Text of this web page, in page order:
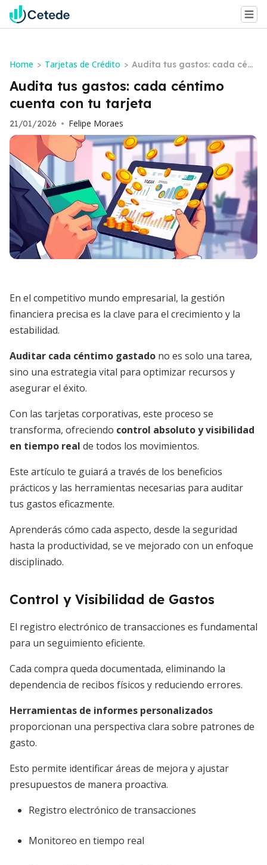
Home > Tarjetas de Crédito > Audita tus gastos: cada cént
imo cuenta con tu tarjeta
Audita tus gastos: cada céntimo
cuenta con tu tarjeta
21/01/2026 • Felipe Moraes
En el competitivo mundo empresarial, la gestión
financiera precisa es la clave para el crecimiento y la
estabilidad.
Auditar cada céntimo gastado no es solo una tarea,
sino una estrategia vital para optimizar recursos y
asegurar el éxito.
Con las tarjetas corporativas, este proceso se
transforma, ofreciendo control absoluto y visibilidad
en tiempo real de todos los movimientos.
Este artículo te guiará a través de los beneficios
prácticos y las herramientas necesarias para auditar
tus gastos eficazmente.
Aprenderás cómo cada aspecto, desde la seguridad
hasta la productividad, se ve mejorado con un enfoque
disciplinado.
Control y Visibilidad de Gastos
El registro electrónico de transacciones es fundamental
para un seguimiento eficiente.
Cada compra queda documentada, eliminando la
dependencia de recibos físicos y reduciendo errores.
Herramientas de informes personalizados
proporcionan una perspectiva clara sobre patrones de
gasto.
Esto permite identificar áreas de mejora y ajustar
presupuestos de manera proactiva.
Registro electrónico de transacciones
Monitoreo en tiempo real